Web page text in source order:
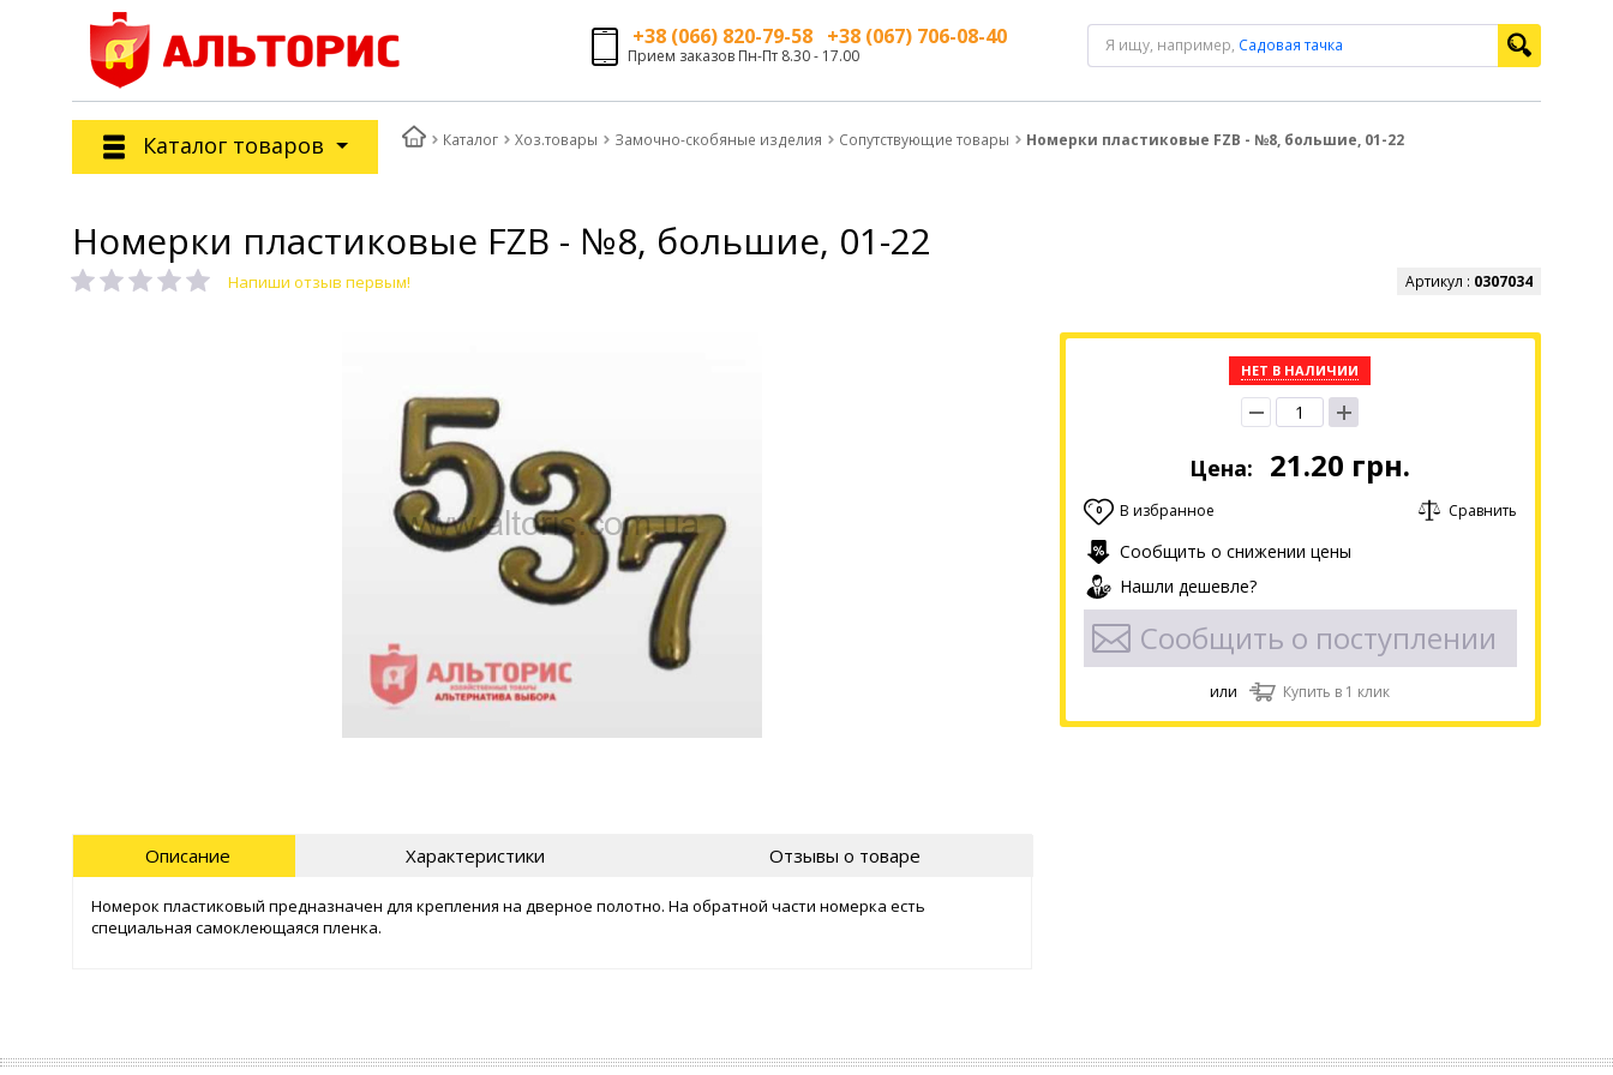
+38 (066) 820-79-58 +38 (067) 706-08-40
Прием заказов Пн-Пт 8.30 - 17.00
Я ищу, например, Садовая тачка
Каталог товаров Каталог Хоз.товары Замочно-скобяные изделия Сопутствующие товары Номерки пластиковые FZB - №8, большие, 01-22
Номерки пластиковые FZB - №8, большие, 01-22
Напиши отзыв первым! Артикул : 0307034
НЕТ В НАЛИЧИИ
Цена: 21.20 грн.
0 В избранное Сравнить
Сообщить о снижении цены
Нашли дешевле?
Сообщить о поступлении
или Купить в 1 клик
Описание Характеристики Отзывы о товаре
Номерок пластиковый предназначен для крепления на дверное полотно. На обратной части номерка есть
специальная самоклеющаяся пленка.